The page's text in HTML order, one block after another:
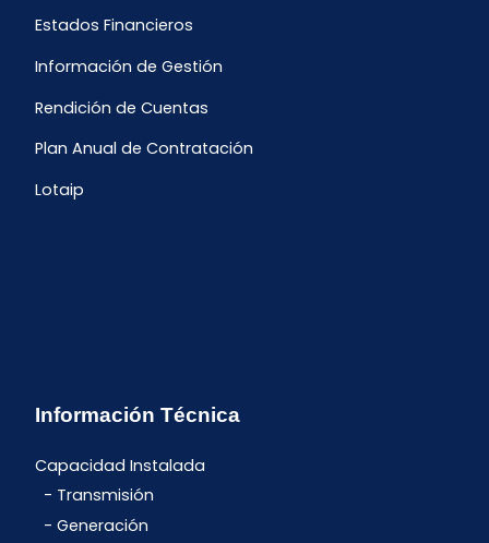
Estados Financieros
Información de Gestión
Rendición de Cuentas
Plan Anual de Contratación
Lotaip
Información Técnica
Capacidad Instalada
Transmisión
Generación